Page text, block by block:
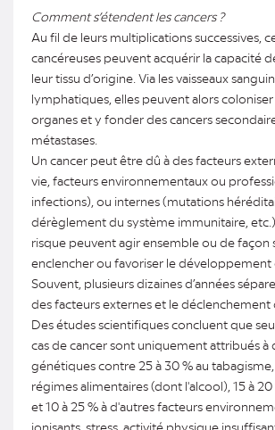
Comment s’étendent les cancers ?
Au fil de leurs multiplications successives,
cancéreuses peuvent acquérir la capacité
leur tissu d’origine. Via les vaisseaux
lymphatiques, elles peuvent alors coloniser
organes et y fonder des cancers
métastases.
Un cancer peut être dû à des facteurs
vie, facteurs environnementaux ou
infections), ou internes (mutations
dérèglement du système immunitaire,
risque peuvent agir ensemble ou de façon
enclencher ou favoriser le développement
Souvent, plusieurs dizaines d’années
des facteurs externes et le déclenchement
Des études scientifiques concluent que
cas de cancer sont uniquement attribués à
génétiques contre 25 à 30 % au
régimes alimentaires (dont l'alcool), 15 à 20
et 10 à 25 % à d'autres facteurs
ionisants, stress, activité physique